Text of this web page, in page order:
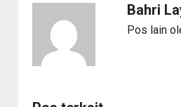
Bahri
Pos lain